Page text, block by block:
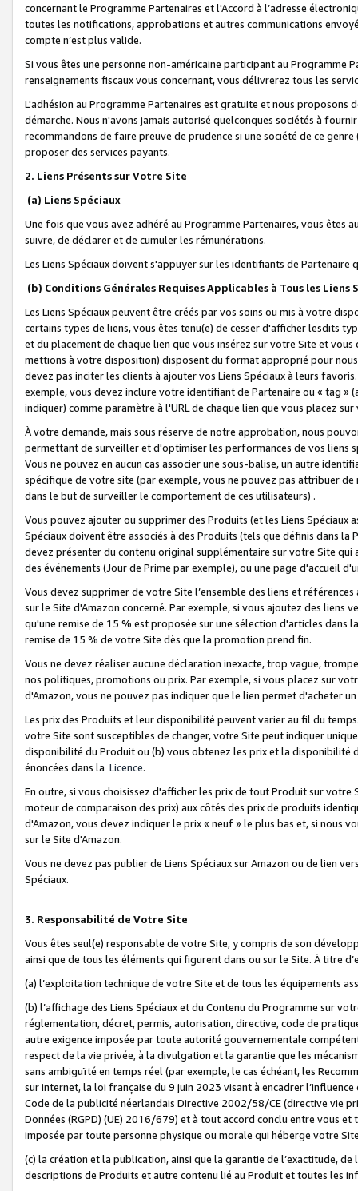
concernant le Programme Partenaires et l'Accord à l’adresse
toutes les notifications, approbations et autres communications
compte n’est plus valide.
Si vous êtes une personne non-américaine participant au
renseignements fiscaux vous concernant, vous délivrerez tous les
L'adhésion au Programme Partenaires est gratuite et nous proposons
démarche. Nous n'avons jamais autorisé quelconques sociétés à
recommandons de faire preuve de prudence si une société de ce
proposer des services payants.
2. Liens Présents sur Votre Site
(a) Liens Spéciaux
Une fois que vous avez adhéré au Programme Partenaires, vous êtes
suivre, de déclarer et de cumuler les rémunérations.
Les Liens Spéciaux doivent s'appuyer sur les identifiants de Partenaire
(b) Conditions Générales Requises Applicables à Tous les Liens
Les Liens Spéciaux peuvent être créés par vos soins ou mis à votre
certains types de liens, vous êtes tenu(e) de cesser d'afficher lesdits
et du placement de chaque lien que vous insérez sur votre Site et
mettions à votre disposition) disposent du format approprié pour
devez pas inciter les clients à ajouter vos Liens Spéciaux à leurs
exemple, vous devez inclure votre identifiant de Partenaire ou « tag
indiquer) comme paramètre à l'URL de chaque lien que vous placez
À votre demande, mais sous réserve de notre approbation, nous
permettant de surveiller et d'optimiser les performances de vos liens
Vous ne pouvez en aucun cas associer une sous-balise, un autre
spécifique de votre site (par exemple, vous ne pouvez pas attribuer
dans le but de surveiller le comportement de ces utilisateurs) .
Vous pouvez ajouter ou supprimer des Produits (et les Liens
Spéciaux doivent être associés à des Produits (tels que définis dans
devez présenter du contenu original supplémentaire sur votre Site qui
des événements (Jour de Prime par exemple), ou une page d'accueil
Vous devez supprimer de votre Site l’ensemble des liens et
sur le Site d'Amazon concerné. Par exemple, si vous ajoutez des
qu'une remise de 15 % est proposée sur une sélection d'articles
remise de 15 % de votre Site dès que la promotion prend fin.
Vous ne devez réaliser aucune déclaration inexacte, trop vague,
nos politiques, promotions ou prix. Par exemple, si vous placez sur
d'Amazon, vous ne pouvez pas indiquer que le lien permet d'acheter
Les prix des Produits et leur disponibilité peuvent varier au fil du
votre Site sont susceptibles de changer, votre Site peut indiquer
disponibilité du Produit ou (b) vous obtenez les prix et la disponibilité
énoncées dans la Licence.
En outre, si vous choisissez d'afficher les prix de tout Produit sur
moteur de comparaison des prix) aux côtés des prix de produits
d'Amazon, vous devez indiquer le prix « neuf » le plus bas et, si nous
sur le Site d'Amazon.
Vous ne devez pas publier de Liens Spéciaux sur Amazon ou de lien
Spéciaux.
3. Responsabilité de Votre Site
Vous êtes seul(e) responsable de votre Site, y compris de son
ainsi que de tous les éléments qui figurent dans ou sur le Site. À titre
(a) l’exploitation technique de votre Site et de tous les équipements
(b) l’affichage des Liens Spéciaux et du Contenu du Programme sur
réglementation, décret, permis, autorisation, directive, code de
autre exigence imposée par toute autorité gouvernementale
respect de la vie privée, à la divulgation et la garantie que les
sans ambiguïté en temps réel (par exemple, le cas échéant, les
sur internet, la loi française du 9 juin 2023 visant à encadrer
Code de la publicité néerlandais Directive 2002/58/CE (directive vie
Données (RGPD) (UE) 2016/679) et à tout accord conclu entre vous
imposée par toute personne physique ou morale qui héberge votre
(c) la création et la publication, ainsi que la garantie de l’exactitude,
descriptions de Produits et autre contenu lié au Produit et toutes les